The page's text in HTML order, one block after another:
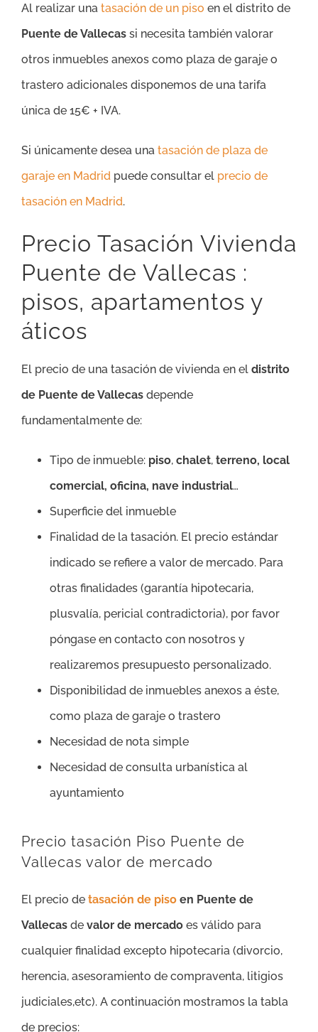
Al realizar una tasación de un piso en el distrito de
Puente de Vallecas si necesita también valorar
otros inmuebles anexos como plaza de garaje o
trastero adicionales disponemos de una tarifa
única de 15€ + IVA.
Si únicamente desea una tasación de plaza de
garaje en Madrid puede consultar el precio de
tasación en Madrid.
Precio Tasación Vivienda
Puente de Vallecas :
pisos, apartamentos y
áticos
El precio de una tasación de vivienda en el distrito
de Puente de Vallecas depende
fundamentalmente de:
Tipo de inmueble: piso, chalet, terreno, local
comercial, oficina, nave industrial…
Superficie del inmueble
Finalidad de la tasación. El precio estándar
indicado se refiere a valor de mercado. Para
otras finalidades (garantía hipotecaria,
plusvalía, pericial contradictoria), por favor
póngase en contacto con nosotros y
realizaremos presupuesto personalizado.
Disponibilidad de inmuebles anexos a éste,
como plaza de garaje o trastero
Necesidad de nota simple
Necesidad de consulta urbanística al
ayuntamiento
Precio tasación Piso Puente de
Vallecas valor de mercado
El precio de tasación de piso en Puente de
Vallecas de valor de mercado es válido para
cualquier finalidad excepto hipotecaria (divorcio,
herencia, asesoramiento de compraventa, litigios
judiciales,etc). A continuación mostramos la tabla
de precios: